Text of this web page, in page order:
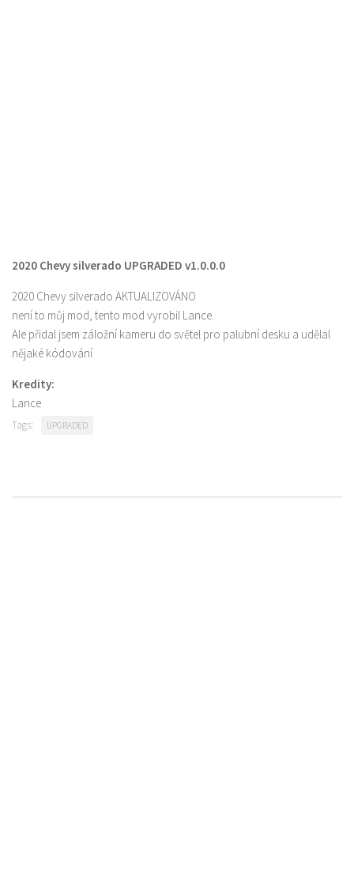
2020 Chevy silverado UPGRADED v1.0.0.0
2020 Chevy silverado AKTUALIZOVÁNO
není to můj mod, tento mod vyrobil Lance.
Ale přidal jsem záložní kameru do světel pro palubní desku a udělal
nějaké kódování
Kredity:
Lance
Tags: UPGRADED